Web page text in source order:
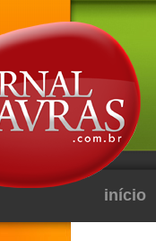
início